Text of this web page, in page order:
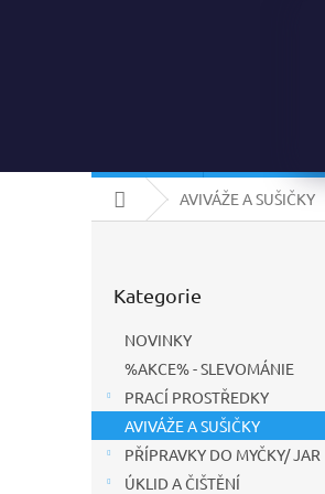
Domů AVIVÁŽE A SUŠIČKY
kategorie
Kategorie
NOVINKY
%AKCE% - SLEVOMÁNIE
PRACÍ PROSTŘEDKY
AVIVÁŽE A SUŠIČKY
PŘÍPRAVKY DO MYČKY/ JAR
ÚKLID A ČIŠTĚNÍ